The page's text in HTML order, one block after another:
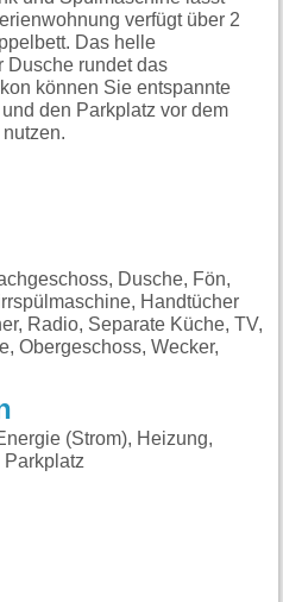
verfügt über 2
Das helle
Dusche rundet das
können Sie entspannte
den Parkplatz vor dem
Dusche, Fön,
Handtücher
Radio, Separate Küche, TV,
Obergeschoss, Wecker,
(Strom), Heizung,
Parkplatz